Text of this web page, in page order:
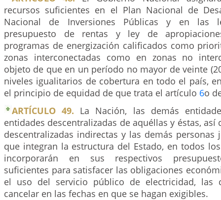
recursos suficientes en el Plan Nacional de
Nacional de Inversiones Públicas y en las
presupuesto de rentas y ley de
programas de energización calificados como
zonas interconectadas como en zonas no
objeto de que en un período no mayor de veinte
niveles igualitarios de cobertura en todo el país,
el principio de equidad de que trata el artículo 6o
ARTÍCULO 49. La Nación, las demás
entidades descentralizadas de aquéllas y éstas, así
descentralizadas indirectas y las demás personas
que integran la estructura del Estado, en todos
incorporarán en sus respectivos
suficientes para satisfacer las obligaciones
el uso del servicio público de electricidad, las
cancelar en las fechas en que se hagan exigibles.